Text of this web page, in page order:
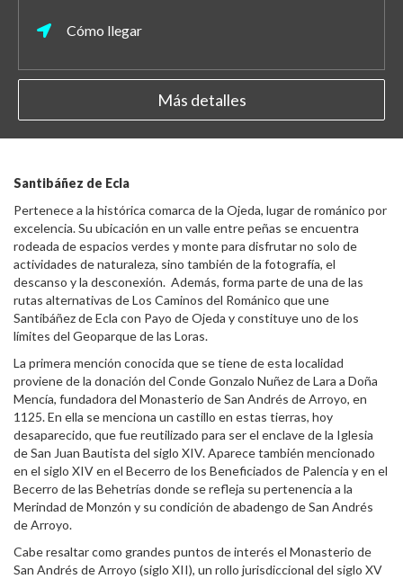
Cómo llegar
Más detalles
Santibáñez de Ecla
Pertenece a la histórica comarca de la Ojeda, lugar de románico por
excelencia. Su ubicación en un valle entre peñas se encuentra
rodeada de espacios verdes y monte para disfrutar no solo de
actividades de naturaleza, sino también de la fotografía, el
descanso y la desconexión. Además, forma parte de una de las
rutas alternativas de Los Caminos del Románico que une
Santibáñez de Ecla con Payo de Ojeda y constituye uno de los
límites del Geoparque de las Loras.
La primera mención conocida que se tiene de esta localidad
proviene de la donación del Conde Gonzalo Nuñez de Lara a Doña
Mencía, fundadora del Monasterio de San Andrés de Arroyo, en
1125. En ella se menciona un castillo en estas tierras, hoy
desaparecido, que fue reutilizado para ser el enclave de la Iglesia
de San Juan Bautista del siglo XIV. Aparece también mencionado
en el siglo XIV en el Becerro de los Beneficiados de Palencia y en el
Becerro de las Behetrías donde se refleja su pertenencia a la
Merindad de Monzón y su condición de abadengo de San Andrés
de Arroyo.
Cabe resaltar como grandes puntos de interés el Monasterio de
San Andrés de Arroyo (siglo XII), un rollo jurisdiccional del siglo XV